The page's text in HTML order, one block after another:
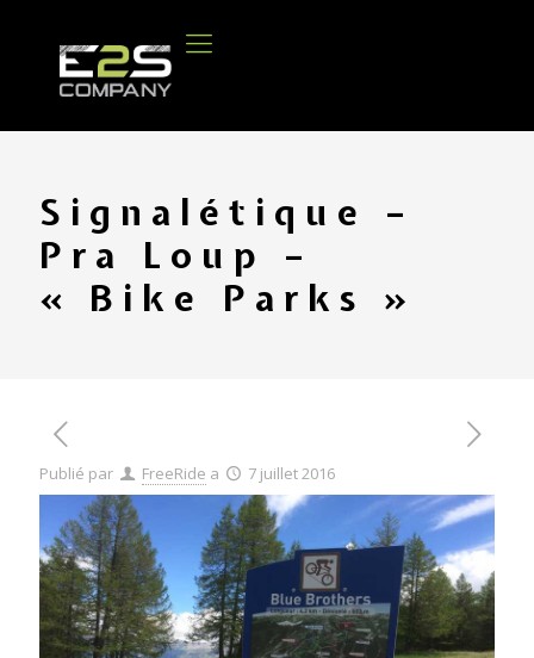
Signalétique –
Pra Loup –
« Bike Parks »
Publié par FreeRide a 7 juillet 2016